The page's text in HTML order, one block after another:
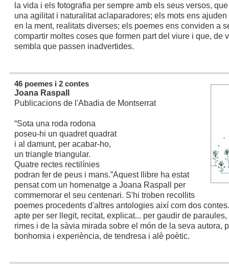
la vida i els fotografia per sempre amb els seus versos,
una agilitat i naturalitat aclaparadores; els mots ens ajuden
en la ment, realitats diverses; els poemes ens conviden a
compartir moltes coses que formen part del viure i que, de
sembla que passen inadvertides.
46 poemes i 2 contes
Joana Raspall
Publicacions de l'Abadia de Montserrat
“Sota una roda rodona
poseu-hi un quadret quadrat
i al damunt, per acabar-ho,
un triangle triangular.
Quatre rectes rectilínies
podran fer de peus i mans.”Aquest llibre ha estat
pensat com un homenatge a Joana Raspall per
commemorar el seu centenari. S'hi troben recollits
poemes procedents d'altres antologies així com dos
apte per ser llegit, recitat, explicat... per gaudir de
rimes i de la sàvia mirada sobre el món de la seva autora,
bonhomia i experiència, de tendresa i alè poètic.